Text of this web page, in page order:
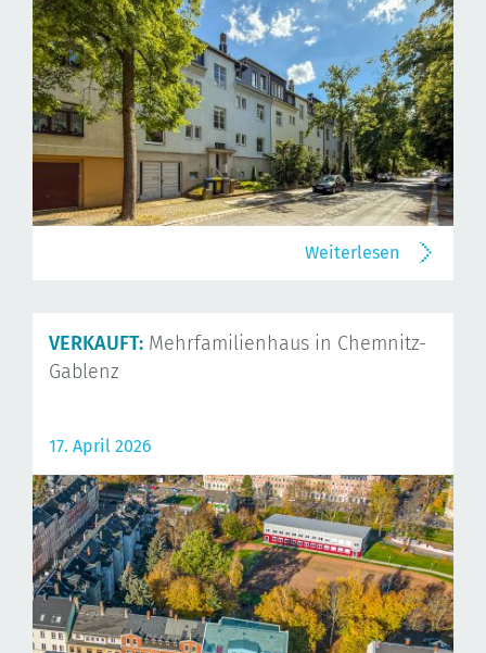
Weiterlesen
VERKAUFT: Mehrfamilienhaus in Chemnitz-
Gablenz
17. April 2026